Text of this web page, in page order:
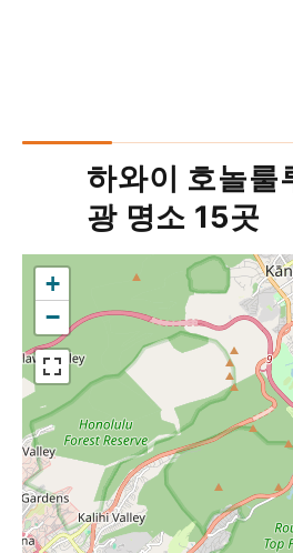
하와이 호놀룰
광 명소 15곳
+
−